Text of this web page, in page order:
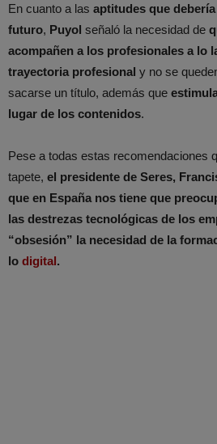
En cuanto a las aptitudes que
futuro, Puyol señaló la necesidad de
acompañen a los profesionales a lo
trayectoria profesional y no se
sacarse un título, además que
lugar de los contenidos.
Pese a todas estas recomendaciones
tapete, el presidente de Seres,
que en España nos tiene que
las destrezas tecnológicas de los
“obsesión” la necesidad de la
lo digital.